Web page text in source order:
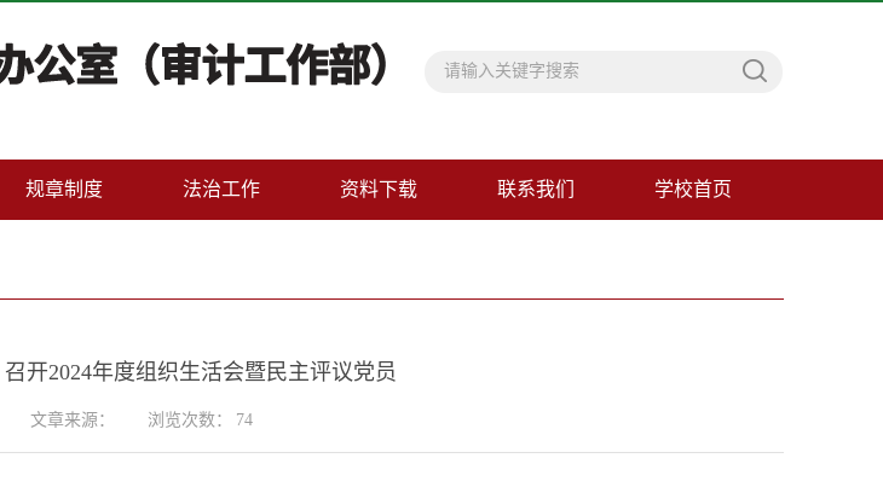
规章制度 法治工作 资料下载 联系我们 学校首页
开2024年度组织生活会暨民主评议党员
文章来源： 浏览次数： 74